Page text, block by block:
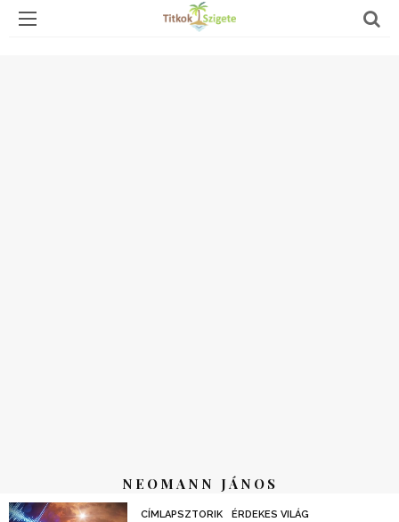
NEOMANN JÁNOS
CÍMLAPSZTORIK ÉRDEKES VILÁG